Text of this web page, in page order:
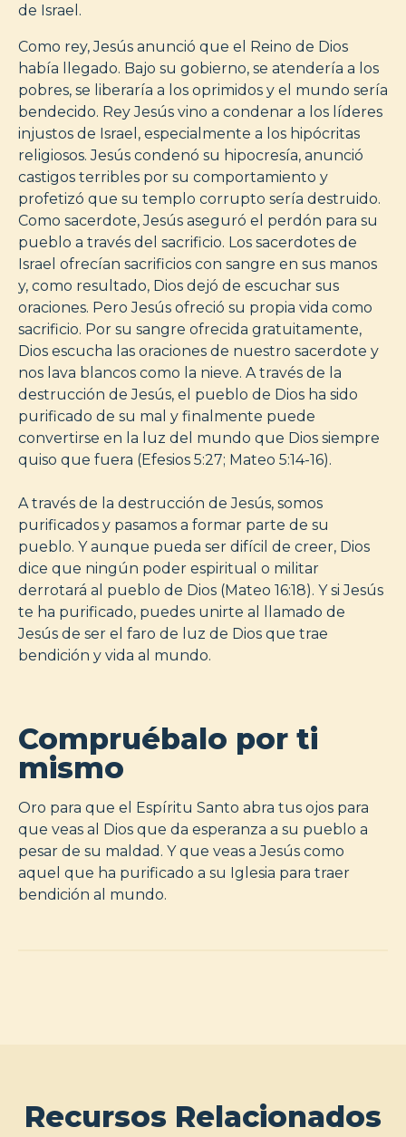
de Israel.
Como rey, Jesús anunció que el Reino de Dios
había llegado. Bajo su gobierno, se atendería a los
pobres, se liberaría a los oprimidos y el mundo sería
bendecido. Rey Jesús vino a condenar a los líderes
injustos de Israel, especialmente a los hipócritas
religiosos. Jesús condenó su hipocresía, anunció
castigos terribles por su comportamiento y
profetizó que su templo corrupto sería destruido.
Como sacerdote, Jesús aseguró el perdón para su
pueblo a través del sacrificio. Los sacerdotes de
Israel ofrecían sacrificios con sangre en sus manos
y, como resultado, Dios dejó de escuchar sus
oraciones. Pero Jesús ofreció su propia vida como
sacrificio. Por su sangre ofrecida gratuitamente,
Dios escucha las oraciones de nuestro sacerdote y
nos lava blancos como la nieve. A través de la
destrucción de Jesús, el pueblo de Dios ha sido
purificado de su mal y finalmente puede
convertirse en la luz del mundo que Dios siempre
quiso que fuera (Efesios 5:27; Mateo 5:14-16).
A través de la destrucción de Jesús, somos
purificados y pasamos a formar parte de su
pueblo. Y aunque pueda ser difícil de creer, Dios
dice que ningún poder espiritual o militar
derrotará al pueblo de Dios (Mateo 16:18). Y si Jesús
te ha purificado, puedes unirte al llamado de
Jesús de ser el faro de luz de Dios que trae
bendición y vida al mundo.
Compruébalo por ti
mismo
Oro para que el Espíritu Santo abra tus ojos para
que veas al Dios que da esperanza a su pueblo a
pesar de su maldad. Y que veas a Jesús como
aquel que ha purificado a su Iglesia para traer
bendición al mundo.
Recursos Relacionados